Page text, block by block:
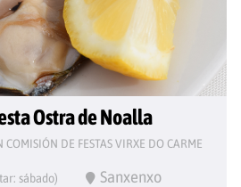
Ostra de Noalla
COMISIÓN DE FESTAS VIRXE DO CARME
sábado) Sanxenxo